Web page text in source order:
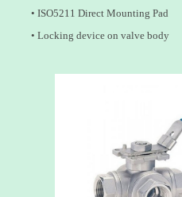
• ISO5211 Direct Mounting Pad
• Locking device on valve body